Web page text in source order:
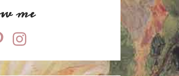
me
instagram